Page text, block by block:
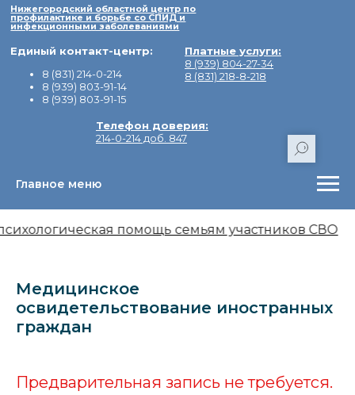
Нижегородский областной центр по
профилактике и борьбе со СПИД и
инфекционными заболеваниями
Единый контакт-центр:
8 (831) 214-0-214
8 (939) 803-91-14
8 (939) 803-91-15
Платные услуги:
8 (939) 804-27-34
8 (831) 218-8-218
Телефон доверия:
214-0-214 доб. 847
Минина, дом 20/3Е.
Главное меню
помощь семьям участников СВО
Медицинское
освидетельствование иностранных
граждан
Предварительная запись не требуется.